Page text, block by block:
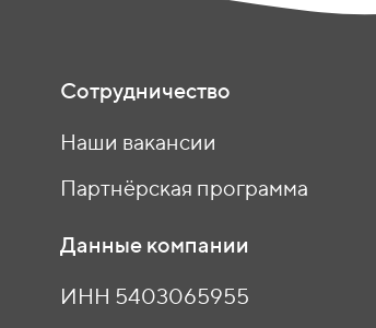
Сотрудничество
Наши вакансии
Партнёрская программа
Данные компании
ИНН 5403065955